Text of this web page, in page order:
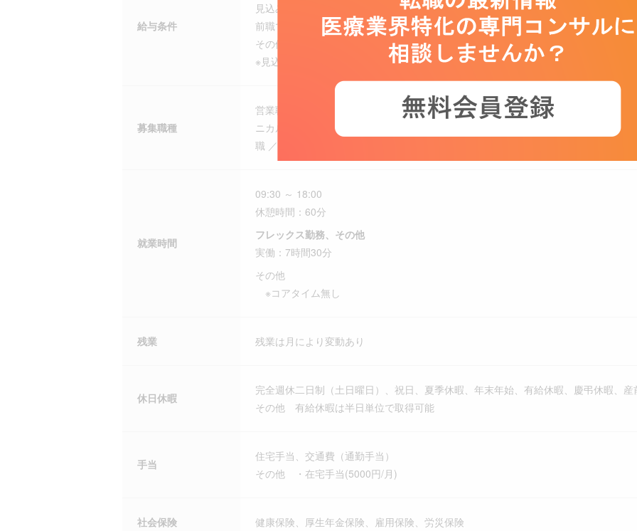
給与条件
見込み残業あり 月42時間
前職での給与とご経験を考慮
その他
※見込み残業を超える労働時間については、割増賃金（時間外手当）を追加で支給
募集職種
営業職（医療機器）、学術/MA/テクニカルサポート、技術職 、営業職（医療機器）
ニカルサポート／クリニカル/アプリケーションスペシャリスト、技術職 ／フィール
職 ／導入エンジニア/プロジェクトマネージャー
就業時間
09:30 ～ 18:00
休憩時間：60分
フレックス勤務、その他
実働：7時間30分
その他
※コアタイム無し
残業 残業は月により変動あり
休日休暇
完全週休二日制（土日曜日）、祝日、夏季休暇、年末年始、有給休暇、慶弔休暇、
その他 有給休暇は半日単位で取得可能
手当
住宅手当、交通費（通勤手当）
その他 ・在宅手当(5000円/月)
社会保険 健康保険、厚生年金保険、雇用保険、労災保険